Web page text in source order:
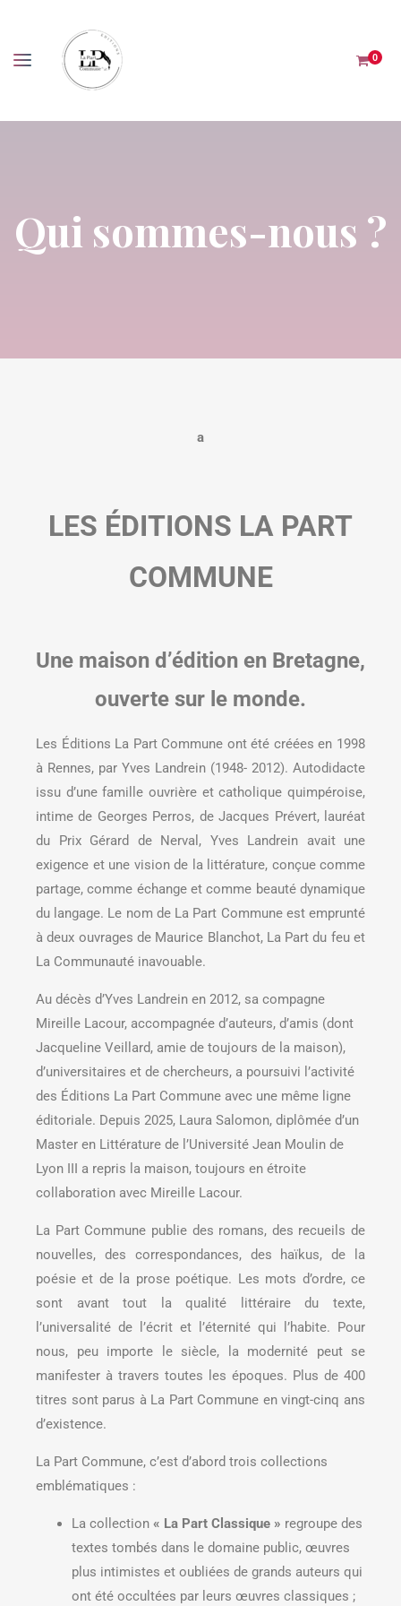
0
Qui sommes-nous ?
a
LES ÉDITIONS LA PART
COMMUNE
Une maison d’édition en Bretagne,
ouverte sur le monde.
Les Éditions La Part Commune ont été créées en 1998
à Rennes, par Yves Landrein (1948- 2012). Autodidacte
issu d’une famille ouvrière et catholique quimpéroise,
intime de Georges Perros, de Jacques Prévert, lauréat
du Prix Gérard de Nerval, Yves Landrein avait une
exigence et une vision de la littérature, conçue comme
partage, comme échange et comme beauté dynamique
du langage. Le nom de La Part Commune est emprunté
à deux ouvrages de Maurice Blanchot, La Part du feu et
La Communauté inavouable.
Au décès d’Yves Landrein en 2012, sa compagne
Mireille Lacour, accompagnée d’auteurs, d’amis (dont
Jacqueline Veillard, amie de toujours de la maison),
d’universitaires et de chercheurs, a poursuivi l’activité
des Éditions La Part Commune avec une même ligne
éditoriale. Depuis 2025, Laura Salomon, diplômée d’un
Master en Littérature de l’Université Jean Moulin de
Lyon III a repris la maison, toujours en étroite
collaboration avec Mireille Lacour.
La Part Commune publie des romans, des recueils de
nouvelles, des correspondances, des haïkus, de la
poésie et de la prose poétique. Les mots d’ordre, ce
sont avant tout la qualité littéraire du texte,
l’universalité de l’écrit et l’éternité qui l’habite. Pour
nous, peu importe le siècle, la modernité peut se
manifester à travers toutes les époques. Plus de 400
titres sont parus à La Part Commune en vingt-cinq ans
d’existence.
La Part Commune, c’est d’abord trois collections
emblématiques :
La collection « La Part Classique » regroupe des
textes tombés dans le domaine public, œuvres
plus intimistes et oubliées de grands auteurs qui
ont été occultées par leurs œuvres classiques ;